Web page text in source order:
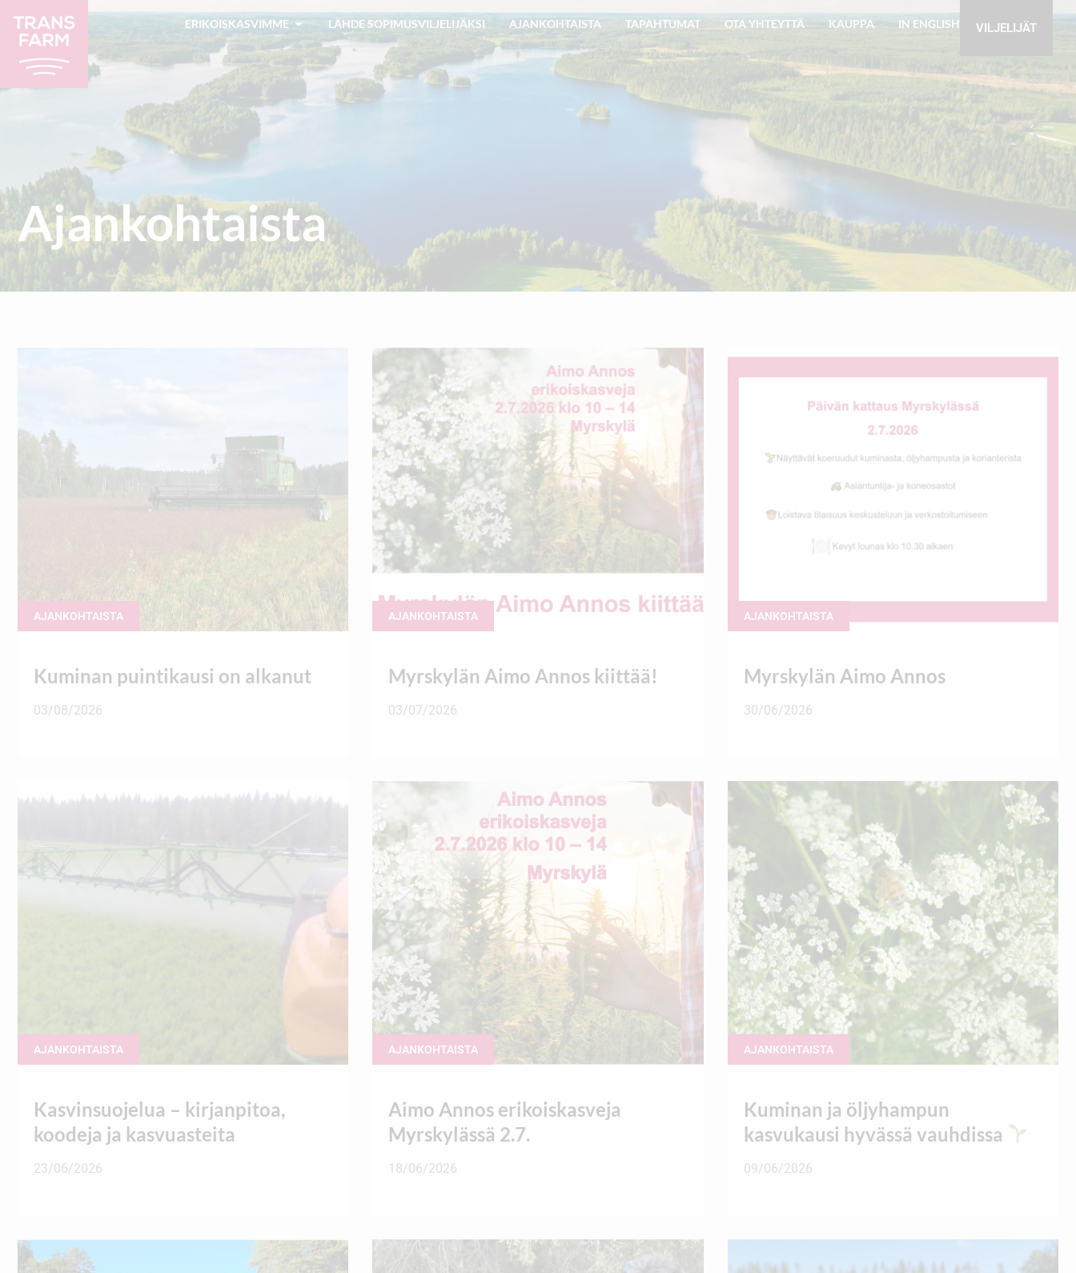
ERIKOISKASVIMME LÄHDE SOPIMUSVILJELIJÄKSI AJANKOHTAISTA TAPAHTUMAT OTA YHTEYTTÄ KAUPPA IN ENGLISH VILJELIJÄT
Ajankohtaista
AJANKOHTAISTA
Kuminan puintikausi on alkanut
03/08/2026
AJANKOHTAISTA
Myrskylän Aimo Annos kiittää!
03/07/2026
AJANKOHTAISTA
Myrskylän Aimo Annos
30/06/2026
AJANKOHTAISTA
Kasvinsuojelua – kirjanpitoa,
koodeja ja kasvuasteita
23/06/2026
AJANKOHTAISTA
Aimo Annos erikoiskasveja
Myrskylässä 2.7.
18/06/2026
AJANKOHTAISTA
Kuminan ja öljyhampun
kasvukausi hyvässä vauhdissa
09/06/2026